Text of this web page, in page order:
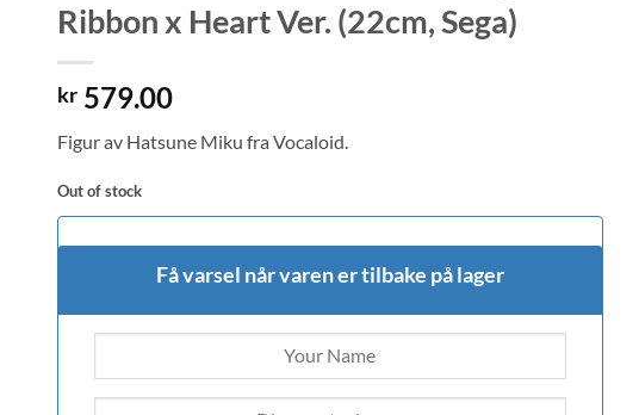
Ribbon x Heart Ver. (22cm, Sega)
kr579.00
Figur av Hatsune Miku fra Vocaloid.
Out of stock
Få varsel når varen er tilbake på lager